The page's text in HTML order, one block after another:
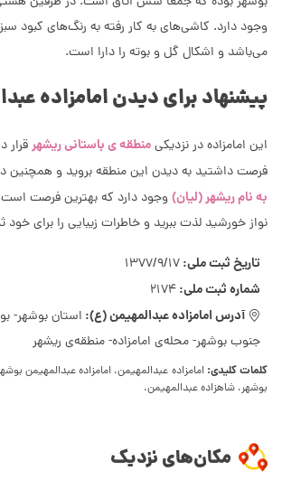
وجود دارد. کاشی‌های به کار رفته به رنگ‌های کبود
می‌باشد و اشکال گل و بوته را دارا است.
پیشنهاد برای دیدن امامزاده
این امامزاده در نزدیکیمنطقه ی باستانی ریشهرقرار
فرصت داشتید به دیدن این منطقه بروید و همچنین
به نام ریشهر (لیان)وجود دارد که بهترین فرصت
نواز خورشید لذت ببرید و خاطرات زیبایی را برای خود
تاریخ ثبت ملی:1377/9/17
شماره ثبت ملی:2174
آدرس امامزاده عبدالمهیمن (ع):
جنوب بوشهر- محله‌ی امامزاده- منطقه‌ی ریشهر
کلمات کلیدی:امامزاده عبدالمهیمن، امامزاده عبدالمهیمن
بوشهر، شاهزاده عبدالمهیمن،
مکان‌های نزدیک